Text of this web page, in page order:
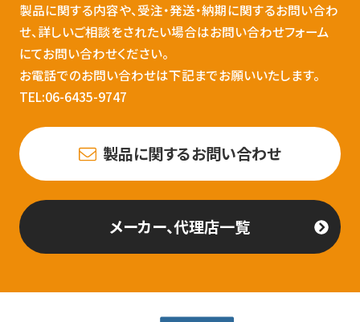
製品に関する内容や、受注・発送・納期に関するお問い合わ
せ、詳しいご相談をされたい場合はお問い合わせフォーム
にてお問い合わせください。
お電話でのお問い合わせは下記までお願いいたします。
TEL:06-6435-9747
製品に関するお問い合わせ
メーカー、代理店一覧